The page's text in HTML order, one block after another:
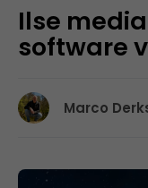
Ilse
software
Marco